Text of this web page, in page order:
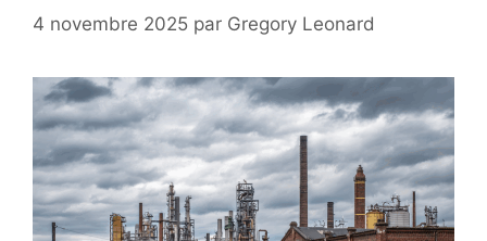
4 novembre 2025 par Gregory Leonard